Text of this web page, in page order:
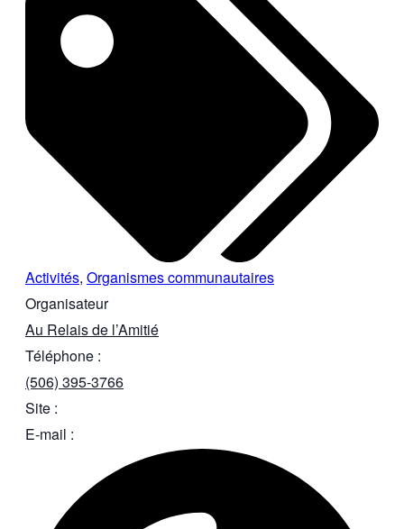
Activités, Organismes communautaires
Organisateur
Au Relais de l’Amitié
Téléphone :
(506) 395-3766
Site :
E-mail :